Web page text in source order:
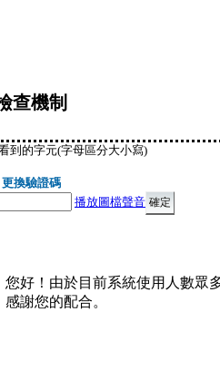
查機制
到的字元(字母區分大小寫)
更換驗證碼
播放圖檔聲音
您好！由於目前系統使用人數眾
謝您的配合。